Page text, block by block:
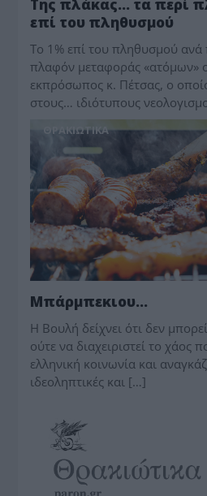
Της πλάκας… τα περί
επί του πληθυσμού
Το 1% επί του πληθυσμού ανά
πλαφόν μεταφοράς «ατόμων»
εκπρόσωπος κ. Πέτσας, ο
στους… ιδιότυπους
ΘΡΑΚΙΩΤΙΚΑ
Μπάρμπεκιου…
Η Βουλή δείχνει ότι δεν
ούτε να διαχειριστεί το χάος
ελληνική κοινωνία και
ιδεοληπτικές και […]